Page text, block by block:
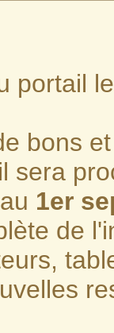
portail
bons
sera
1er
de